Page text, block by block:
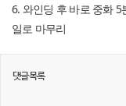
6. 와인딩 후 바로 중화
일로 마무리
댓글목록